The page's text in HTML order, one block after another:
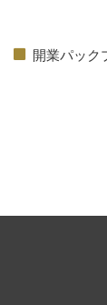
開業パック